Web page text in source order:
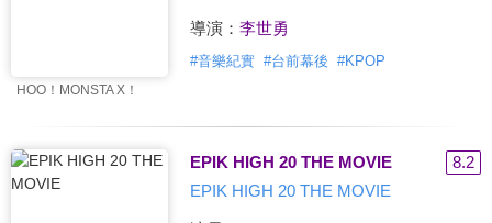
HOO！MONSTA X！
導演： 李世勇
#音樂紀實 #台前幕後 #KPOP
EPIK HIGH 20 THE MOVIE
8.2
EPIK HIGH 20 THE MOVIE